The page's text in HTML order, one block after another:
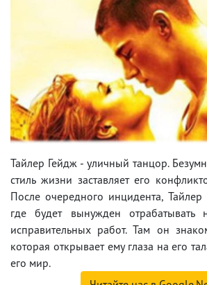
Тайлер Гейдж - уличный танцор.
стиль жизни заставляет его
После очередного инцидента,
где будет вынужден отрабатывать
исправительных работ. Там он
которая открывает ему глаза на его
его мир.